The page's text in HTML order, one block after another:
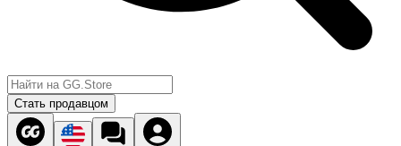
Стать продавцом